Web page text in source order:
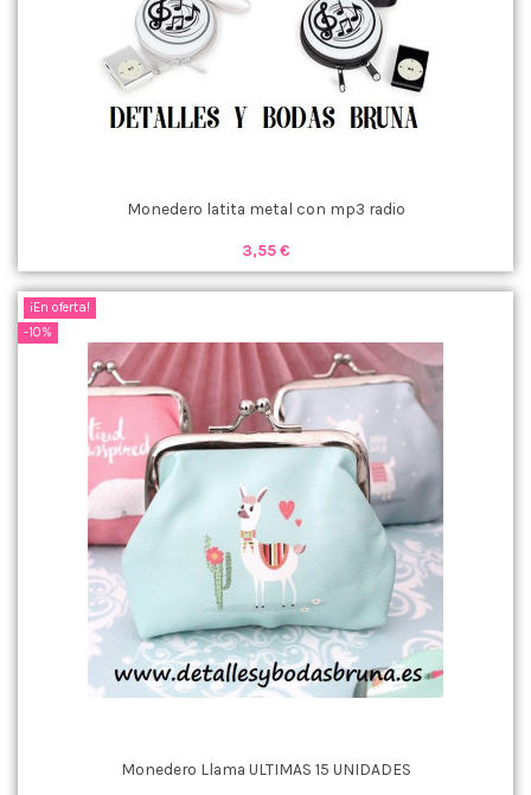
Monedero latita metal con mp3 radio
3,55 €
¡En oferta!
-10%
Monedero Llama ULTIMAS 15 UNIDADES